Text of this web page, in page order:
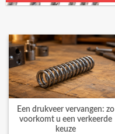
Een drukveer vervangen: zo
voorkomt u een verkeerde
keuze